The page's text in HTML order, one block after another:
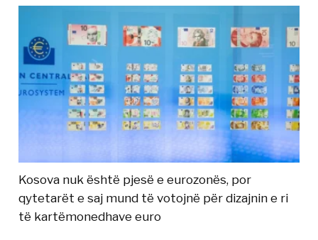
Kosova nuk është pjesë e eurozonës, por
qytetarët e saj mund të votojnë për dizajnin e ri
të kartëmonedhave euro